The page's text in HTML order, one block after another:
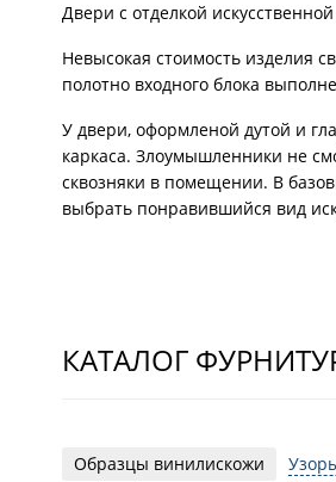
Двери с отделкой
Невысокая стоимость изделия
полотно входного блока
У двери, оформленой дутой и
каркаса. Злоумышленники не
сквозняки в помещении. В
выбрать понравившийся вид
КАТАЛОГ
Образцы винилискожи